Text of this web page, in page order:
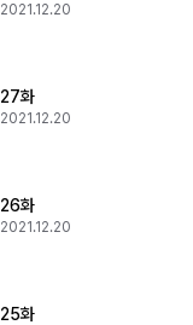
2021.12.20
27화
2021.12.20
26화
2021.12.20
25화